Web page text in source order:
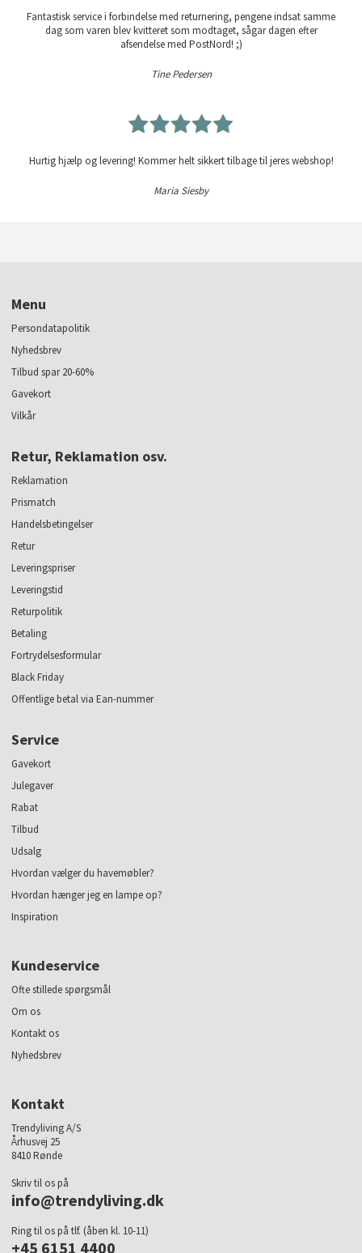
Fantastisk service i forbindelse med returnering, pengene indsat samme
dag som varen blev kvitteret som modtaget, sågar dagen efter
afsendelse med PostNord! ;)
Tine Pedersen
Hurtig hjælp og levering! Kommer helt sikkert tilbage til jeres webshop!
Maria Siesby
Menu
Persondatapolitik
Nyhedsbrev
Tilbud spar 20-60%
Gavekort
Vilkår
Retur, Reklamation osv.
Reklamation
Prismatch
Handelsbetingelser
Retur
Leveringspriser
Leveringstid
Returpolitik
Betaling
Fortrydelsesformular
Black Friday
Offentlige betal via Ean-nummer
Service
Gavekort
Julegaver
Rabat
Tilbud
Udsalg
Hvordan vælger du havemøbler?
Hvordan hænger jeg en lampe op?
Inspiration
Kundeservice
Ofte stillede spørgsmål
Om os
Kontakt os
Nyhedsbrev
Kontakt
Trendyliving A/S
Århusvej 25
8410 Rønde
Skriv til os på
info@trendyliving.dk
Ring til os på tlf. (åben kl. 10-11)
+45 6151 4400